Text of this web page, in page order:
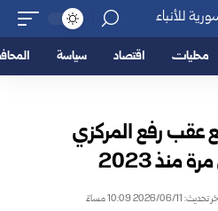
محليات اقتصاد سياسة
عقب رفع المركزي
منذ 2023
2026/06/11 10:09 مساءً